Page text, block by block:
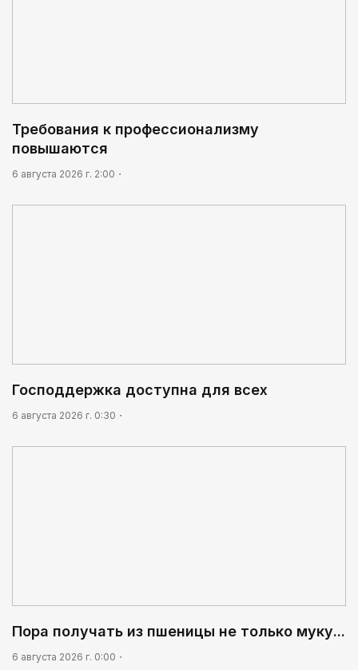
Почти 3 млрд тенге из возвращенных активов
выделили на водоснабжение сел в СКО
Требования к профессионализму
повышаются
6 августа 2026 г. 2:00
Господдержка доступна для всех
6 августа 2026 г. 0:30
Пора получать из пшеницы не только муку...
6 августа 2026 г. 0:00